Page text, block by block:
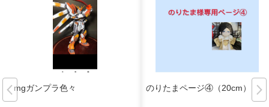
mgガンプラ色々 のりたまページ④（20cm）